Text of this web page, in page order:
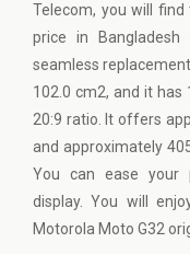
Telecom, you will
price in
seamless
102.0 cm2, and it
20:9 ratio. It offers
and approximately
You can ease your
display. You will
Motorola Moto G32